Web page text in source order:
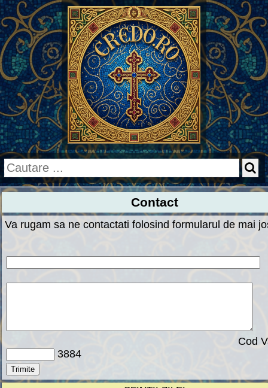
Contact
Va rugam sa ne contactati folosind formularul de mai
Cod
3884